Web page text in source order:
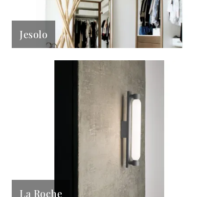
Jesolo
La Roche